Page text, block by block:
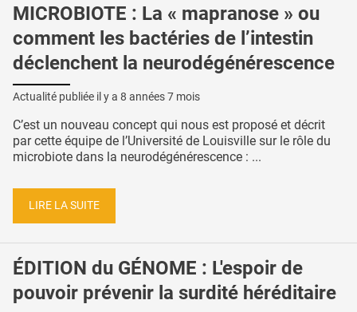
MICROBIOTE : La « mapranose » ou
comment les bactéries de l’intestin
déclenchent la neurodégénérescence
Actualité publiée il y a 8 années 7 mois
C’est un nouveau concept qui nous est proposé et décrit
par cette équipe de l’Université de Louisville sur le rôle du
microbiote dans la neurodégénérescence : ...
LIRE LA SUITE
ÉDITION du GÉNOME : L'espoir de
pouvoir prévenir la surdité héréditaire